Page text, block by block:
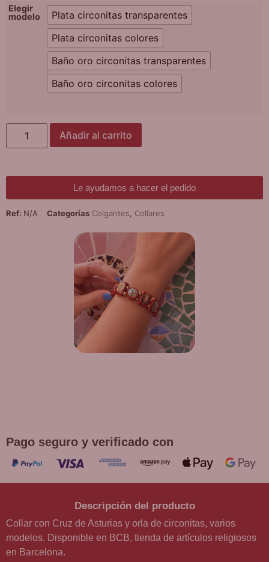
Elegir
modelo
Plata circonitas transparentes
Plata circonitas colores
Baño oro circonitas transparentes
Baño oro circonitas colores
Añadir al carrito
Le ayudamos a hacer el pedido
Ref: N/A Categorías Colgantes Collares
Pago seguro y verificado con
Descripción del producto
Collar con Cruz de Asturias y orla de circonitas, varios
modelos. Disponible en BCB, tienda de artículos religiosos
en Barcelona.